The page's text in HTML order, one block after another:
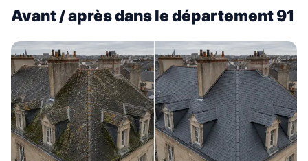
Avant / après dans le département 91